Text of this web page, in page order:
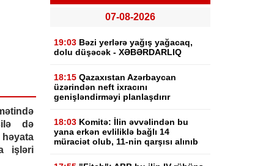
də
işləri
07-08-2026
19:03 Bəzi yerlərə yağış yağacaq,
dolu düşəcək - XƏBƏRDARLIQ
18:15 Qazaxıstan Azərbaycan
üzərindən neft ixracını
genişləndirməyi planlaşdırır
18:03 Komitə: İlin əvvəlindən bu
yana erkən evliliklə bağlı 14
müraciət olub, 11-nin qarşısı alınıb